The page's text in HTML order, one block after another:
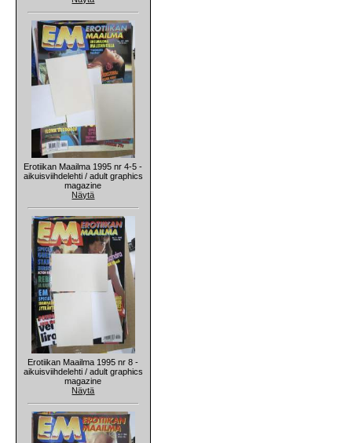
Erotiikan Maailma 1995 nr 4-5 -
aikuisviihdelehti / adult graphics
magazine
Näytä
Erotiikan Maailma 1995 nr 8 -
aikuisviihdelehti / adult graphics
magazine
Näytä